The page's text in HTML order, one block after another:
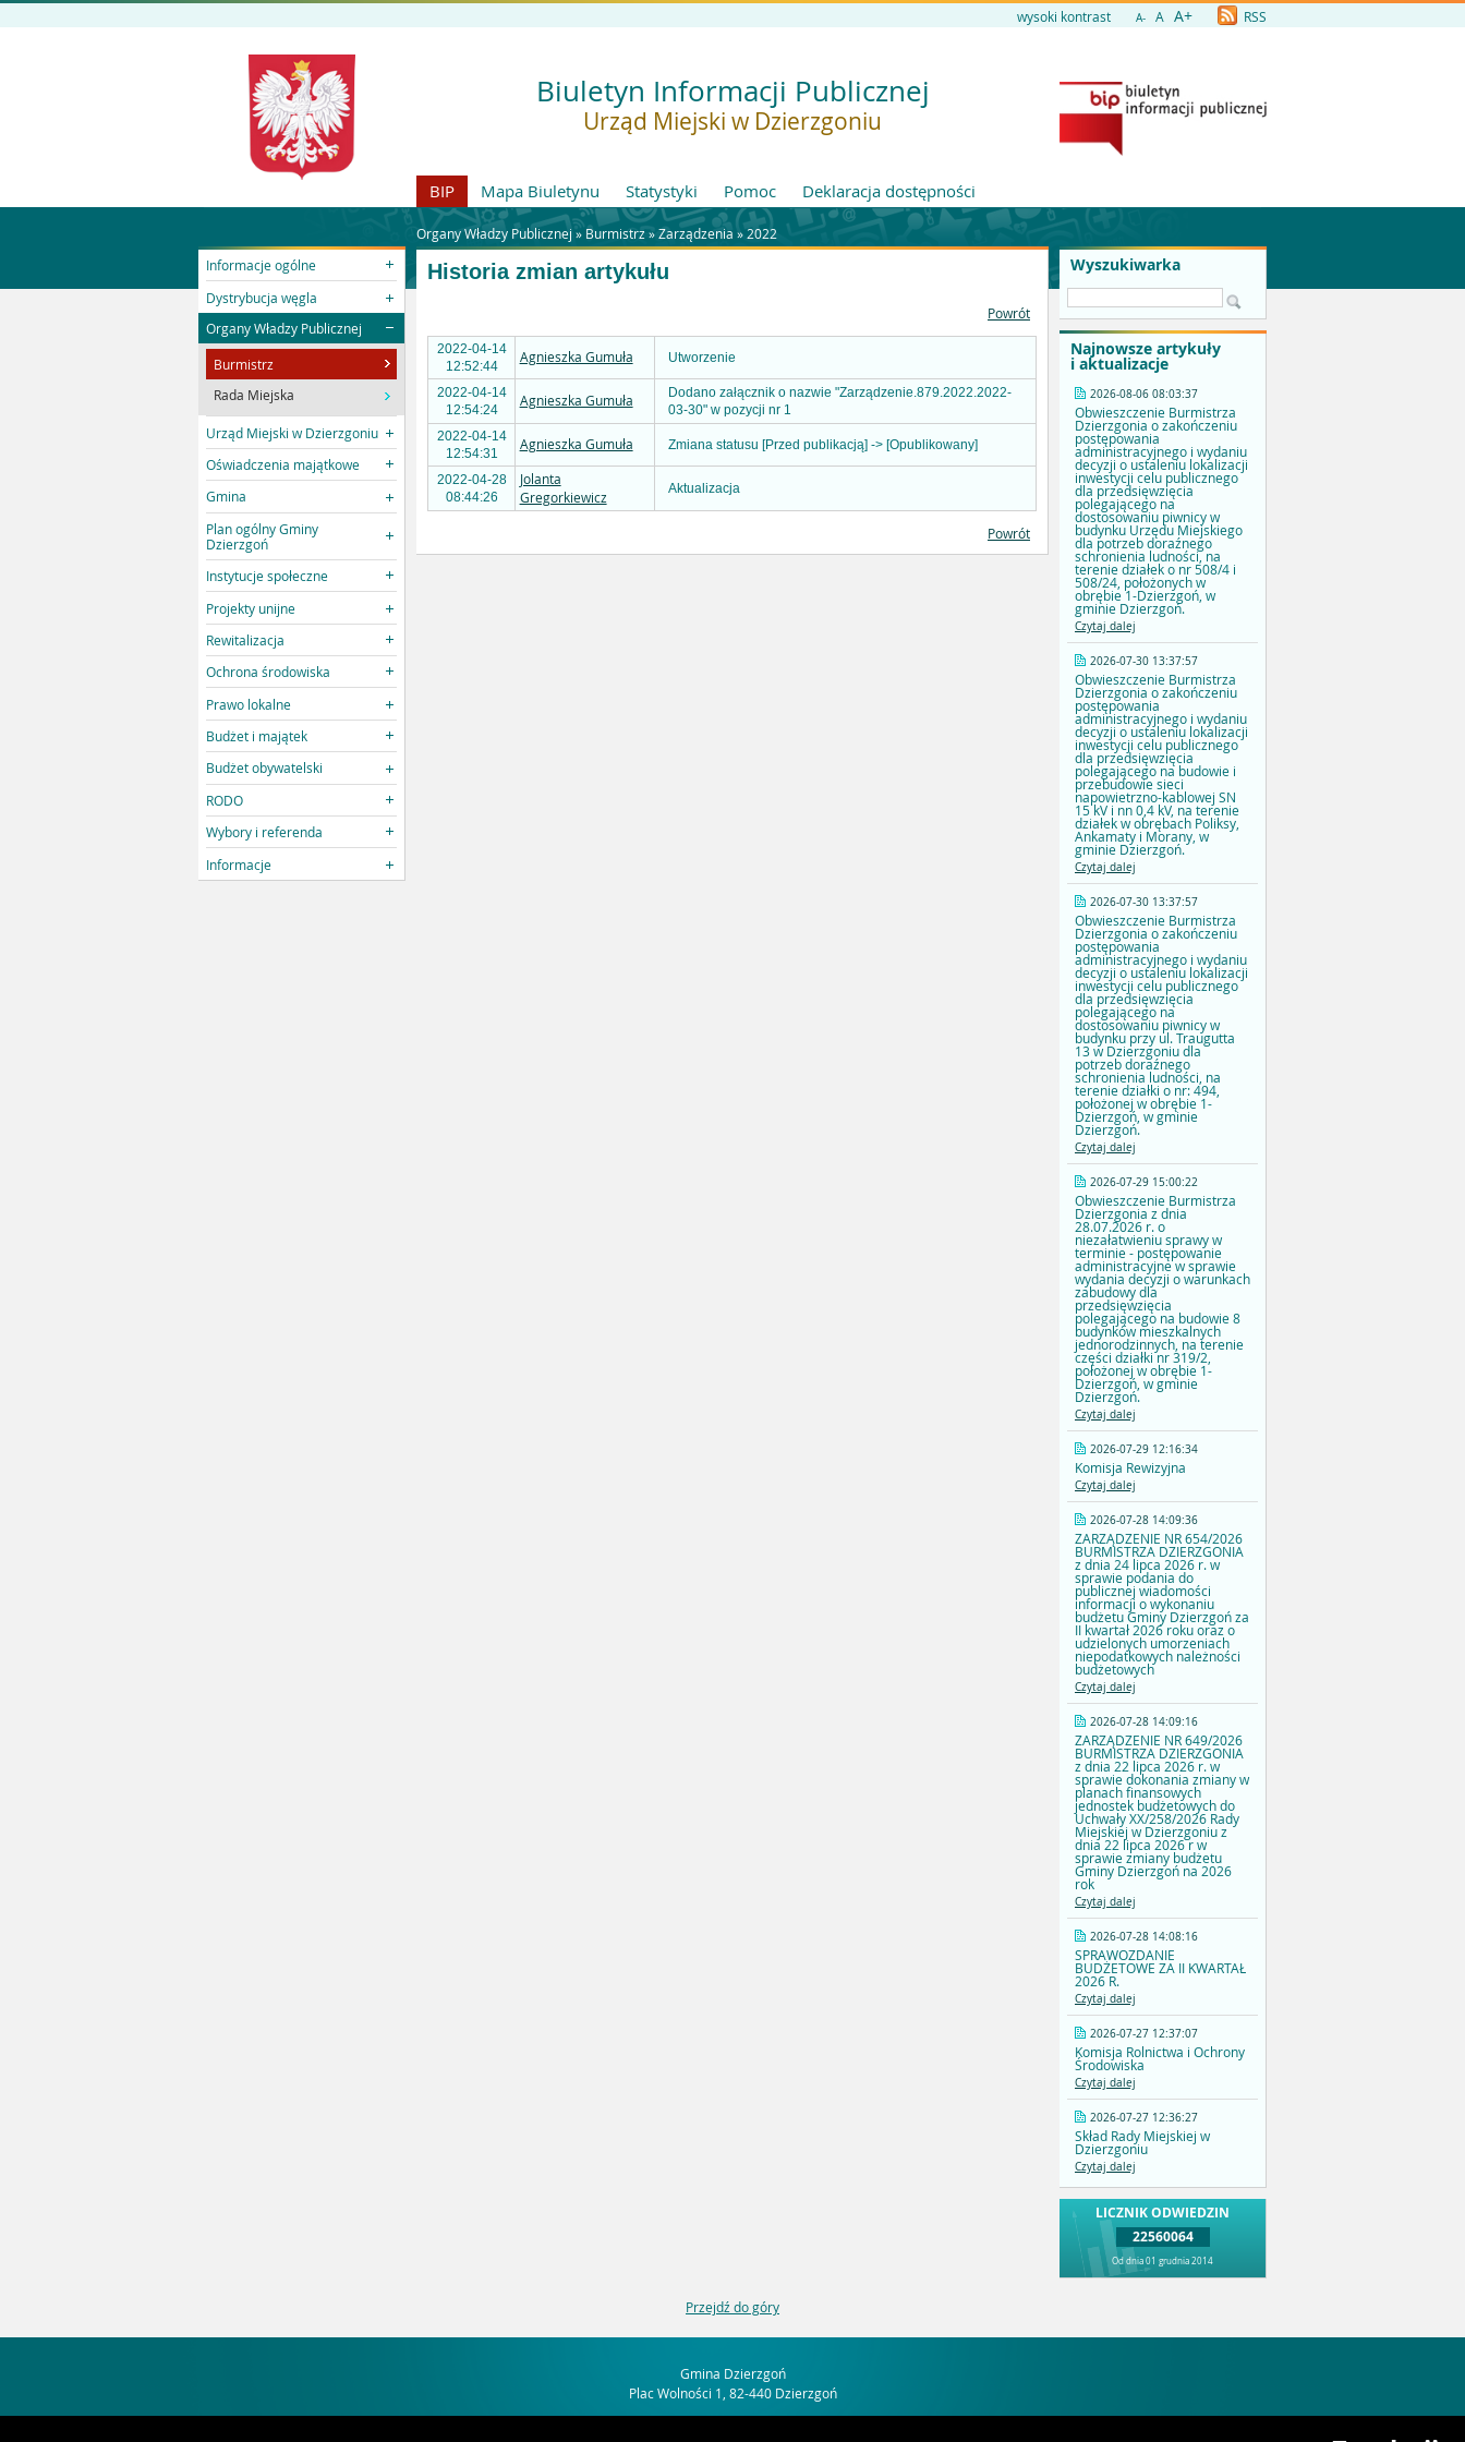
wysoki kontrast A- A A+ RSS
Biuletyn Informacji Publicznej
Urząd Miejski w Dzierzgoniu
BIP Mapa Biuletynu Statystyki Pomoc Deklaracja dostępności
Organy Władzy Publicznej » Burmistrz »Zarządzenia »2022
Informacje ogólne
Dystrybucja węgla
Organy Władzy Publicznej
Burmistrz
Rada Miejska
Urząd Miejski w Dzierzgoniu
Oświadczenia majątkowe
Gmina
Plan ogólny Gminy
Dzierzgoń
Instytucje społeczne
Projekty unijne
Rewitalizacja
Ochrona środowiska
Prawo lokalne
Budżet i majątek
Budżet obywatelski
RODO
Wybory i referenda
Informacje
Wyszukiwarka
Najnowsze artykuły
i aktualizacje
2026-08-06 08:03:37
Obwieszczenie Burmistrza
Dzierzgonia o zakończeniu
postępowania
administracyjnego i wydaniu
decyzji o ustaleniu lokalizacji
inwestycji celu publicznego
dla przedsięwzięcia
polegającego na
dostosowaniu piwnicy w
budynku Urzędu Miejskiego
dla potrzeb doraźnego
schronienia ludności, na
terenie działek o nr 508/4 i
508/24, położonych w
obrębie 1-Dzierzgoń, w
gminie Dzierzgoń.
Czytaj dalej
2026-07-30 13:37:57
Obwieszczenie Burmistrza
Dzierzgonia o zakończeniu
postępowania
administracyjnego i wydaniu
decyzji o ustaleniu lokalizacji
inwestycji celu publicznego
dla przedsięwzięcia
polegającego na budowie i
przebudowie sieci
napowietrzno-kablowej SN
15 kV i nn 0,4 kV, na terenie
działek w obrębach Poliksy,
Ankamaty i Morany, w
gminie Dzierzgoń.
Czytaj dalej
2026-07-30 13:37:57
Obwieszczenie Burmistrza
Dzierzgonia o zakończeniu
postępowania
administracyjnego i wydaniu
decyzji o ustaleniu lokalizacji
inwestycji celu publicznego
dla przedsięwzięcia
polegającego na
dostosowaniu piwnicy w
budynku przy ul. Traugutta
13 w Dzierzgoniu dla
potrzeb doraźnego
schronienia ludności, na
terenie działki o nr: 494,
położonej w obrębie 1-
Dzierzgoń, w gminie
Dzierzgoń.
Czytaj dalej
2026-07-29 15:00:22
Obwieszczenie Burmistrza
Dzierzgonia z dnia
28.07.2026 r. o
niezałatwieniu sprawy w
terminie - postępowanie
administracyjne w sprawie
wydania decyzji o warunkach
zabudowy dla
przedsięwzięcia
polegającego na budowie 8
budynków mieszkalnych
jednorodzinnych, na terenie
części działki nr 319/2,
położonej w obrębie 1-
Dzierzgoń, w gminie
Dzierzgoń.
Czytaj dalej
2026-07-29 12:16:34
Komisja Rewizyjna
Czytaj dalej
2026-07-28 14:09:36
ZARZĄDZENIE NR 654/2026
BURMISTRZA DZIERZGONIA
z dnia 24 lipca 2026 r. w
sprawie podania do
publicznej wiadomości
informacji o wykonaniu
budżetu Gminy Dzierzgoń za
II kwartał 2026 roku oraz o
udzielonych umorzeniach
niepodatkowych należności
budżetowych
Czytaj dalej
2026-07-28 14:09:16
ZARZĄDZENIE NR 649/2026
BURMISTRZA DZIERZGONIA
z dnia 22 lipca 2026 r. w
sprawie dokonania zmiany w
planach finansowych
jednostek budżetowych do
Uchwały XX/258/2026 Rady
Miejskiej w Dzierzgoniu z
dnia 22 lipca 2026 r w
sprawie zmiany budżetu
Gminy Dzierzgoń na 2026
rok
Czytaj dalej
2026-07-28 14:08:16
SPRAWOZDANIE
BUDŻETOWE ZA II KWARTAŁ
2026 R.
Czytaj dalej
2026-07-27 12:37:07
Komisja Rolnictwa i Ochrony
Środowiska
Czytaj dalej
2026-07-27 12:36:27
Skład Rady Miejskiej w
Dzierzgoniu
Czytaj dalej
LICZNIK ODWIEDZIN
22560064
Od dnia 01 grudnia 2014
Historia zmian artykułu
Powrót
2022-04-14
12:52:44
Agnieszka Gumuła Utworzenie
2022-04-14
12:54:24
Agnieszka Gumuła
Dodano załącznik o nazwie "Zarządzenie.879.2022.2022-
03-30" w pozycji nr 1
2022-04-14
12:54:31
Agnieszka Gumuła Zmiana statusu [Przed publikacją] -> [Opublikowany]
2022-04-28
08:44:26
Jolanta
Gregorkiewicz
Aktualizacja
Powrót
Przejdź do góry
Gmina Dzierzgoń
Plac Wolności 1, 82-440 Dzierzgoń